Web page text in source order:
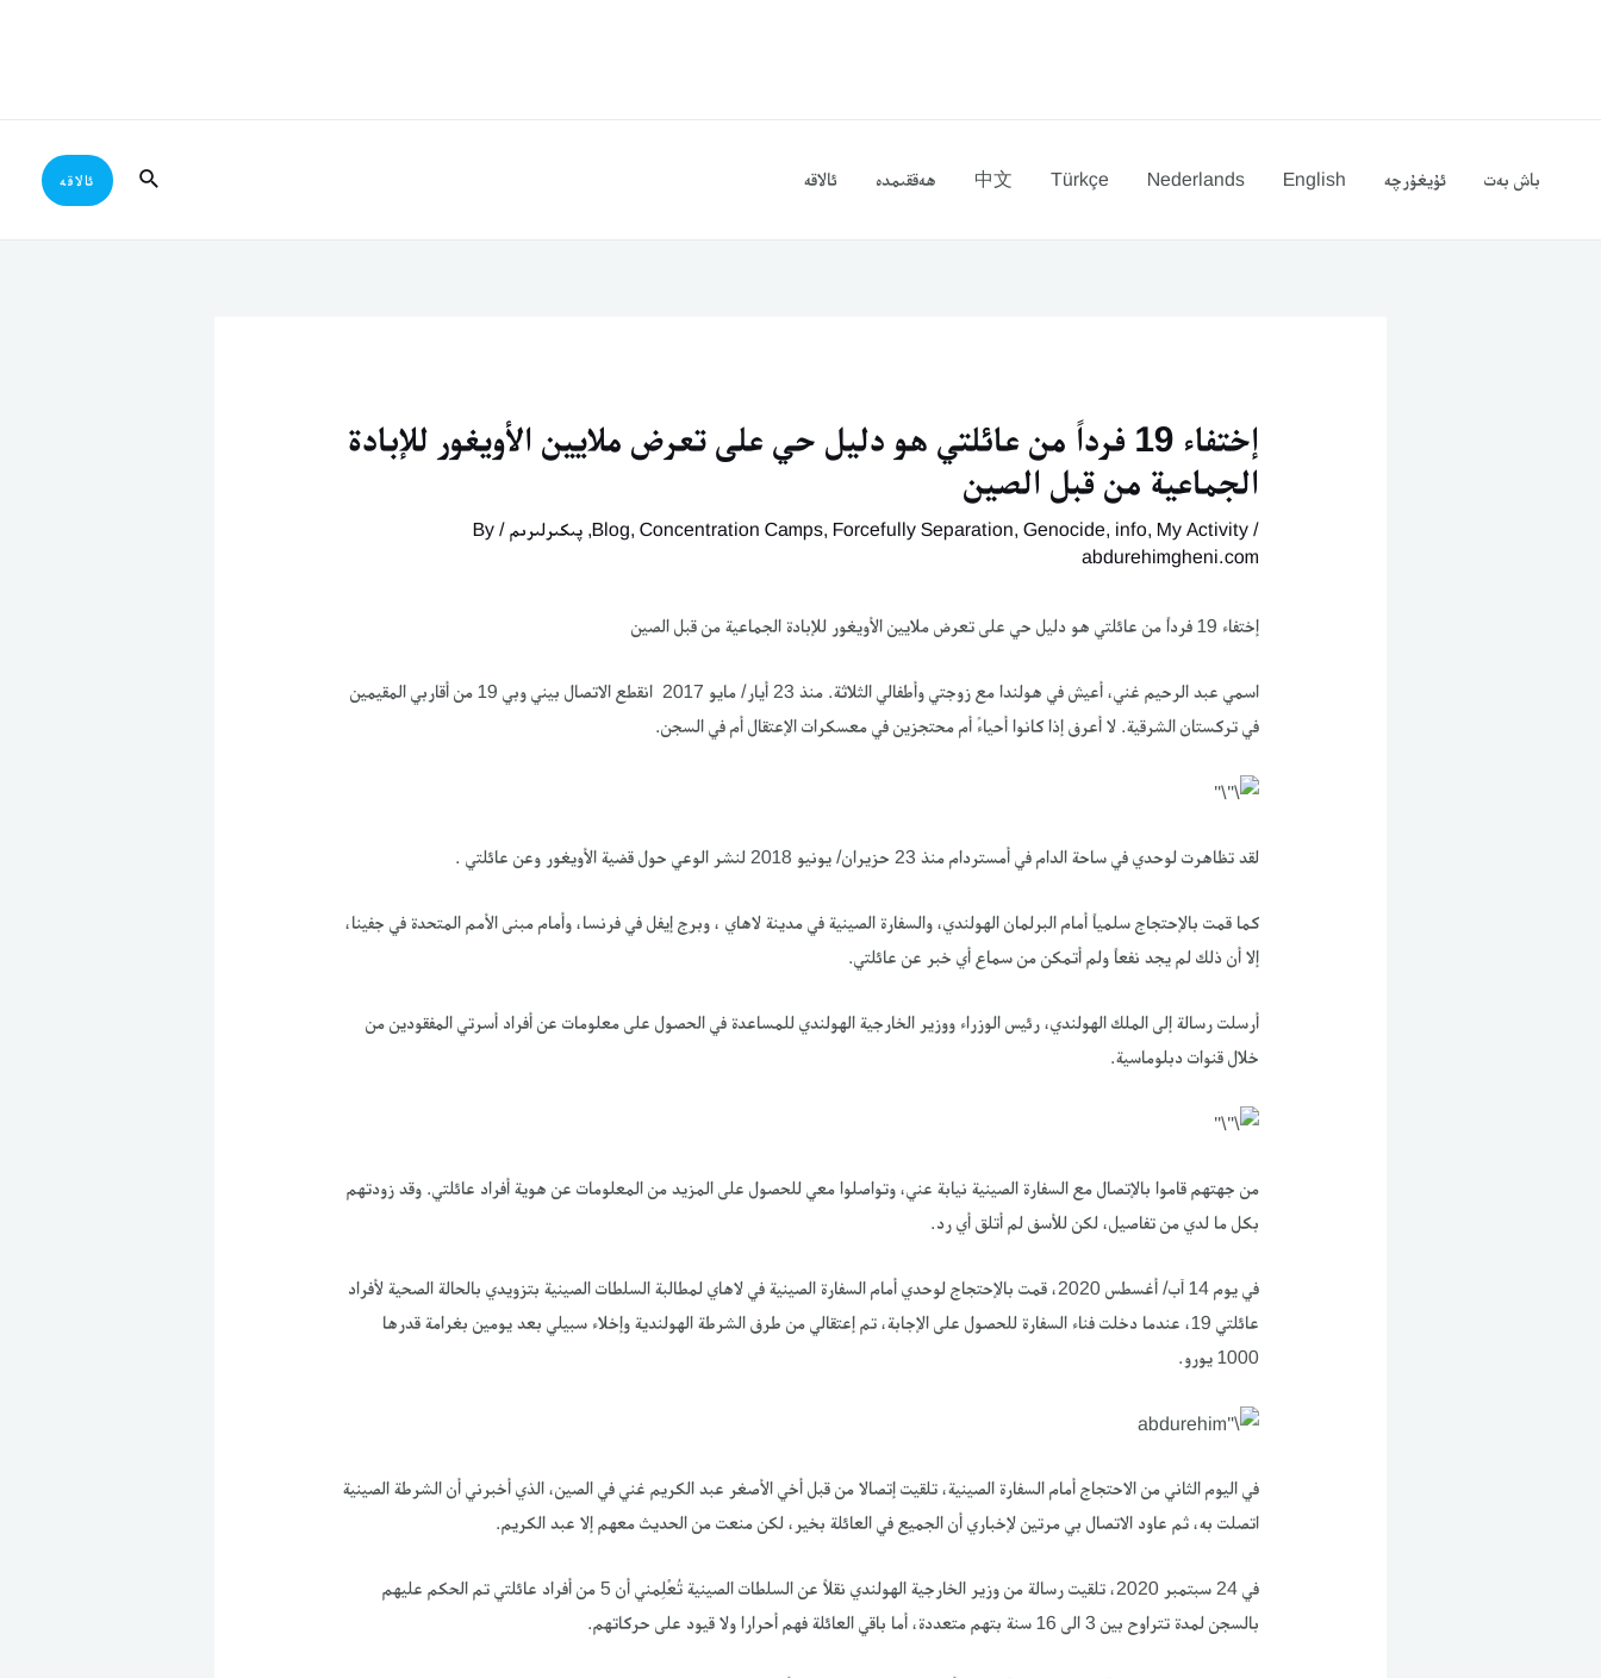
باش بەت ئۇيغۇرچە English
Nederlands
Türkçe
中文 ھەققىمدە ئالاقە Search ئالاقە
إختفاء 19 فرداً من عائلتي هو دليل حي على تعرض ملايين الأويغور للإبادة
الجماعية من قبل الصين
/
Blog,Concentration Camps, Forcefully Separation,Genocide, info, My Activity
, پىكىرلىرىم/ By
abdurehimgheni.com
إختفاء 19 فرداً من عائلتي هو دليل حي على تعرض ملايين الأويغور للإبادة الجماعية من قبل الصين
اسمي عبد الرحيم غني، أعيش في هولندا مع زوجتي وأطفالي الثلاثة. منذ 23 أيار/ مايو 2017 انقطع الاتصال بيني وبي 19 من أقاربي المقيمين
في تركستان الشرقية. لا أعرف إذا كانوا أحياءً أم محتجزين في معسكرات الإعتقال أم في السجن.
‏لقد تظاهرت لوحدي في ساحة الدام في أمستردام منذ 23 حزيران/ يونيو 2018 لنشر الوعي حول قضية الأويغور وعن عائلتي .
‏كما قمت بالإحتجاج سلمياً أمام البرلمان الهولندي، والسفارة الصينية في مدينة لاهاي ، وبرج إيفل في فرنسا، وأمام مبنى الأمم المتحدة في جفينا،
إلا أن ذلك لم يجد نفعاً ولم أتمكن من سماع أي خبر عن عائلتي.
‏أرسلت رسالة إلى الملك الهولندي، رئيس الوزراء ووزير الخارجية الهولندي للمساعدة في الحصول على معلومات عن أفراد أسرتي المفقودين من
خلال قنوات دبلوماسية.
‏من جهتهم قاموا بالإتصال مع السفارة الصينية نيابة عني، وتواصلوا معي للحصول على المزيد من المعلومات عن هوية أفراد عائلتي. وقد زودتهم
بكل ما لدي من تفاصيل، لكن للأسف لم أتلق أي رد.
‏في يوم 14 آب/ أغسطس 2020، قمت بالإحتجاج لوحدي أمام السفارة الصينية في لاهاي لمطالبة السلطات الصينية بتزويدي بالحالة الصحية لأفراد
عائلتي 19، عندما دخلت فناء السفارة للحصول على الإجابة، تم إعتقالي من طرف الشرطة الهولندية وإخلاء سبيلي بعد يومين بغرامة قدرها
1000 يورو.
‏في اليوم الثاني من الاحتجاج أمام السفارة الصينية، تلقيت إتصالا من قبل أخي الأصغر عبد الكريم غني في الصين، الذي أخبرني أن الشرطة الصينية
اتصلت به، ثم عاود الاتصال بي مرتين لإخباري أن الجميع في العائلة بخير، لكن منعت من الحديث معهم إلا عبد الكريم.
‏في 24 سبتمبر 2020، تلقيت رسالة من وزير الخارجية الهولندي نقلاً عن السلطات الصينية تُعْلِمني أن 5 من أفراد عائلتي تم الحكم عليهم
بالسجن لمدة تتراوح بين 3 الى 16 سنة بتهم متعددة، أما باقي العائلة فهم أحرارا ولا قيود على حركاتهم.